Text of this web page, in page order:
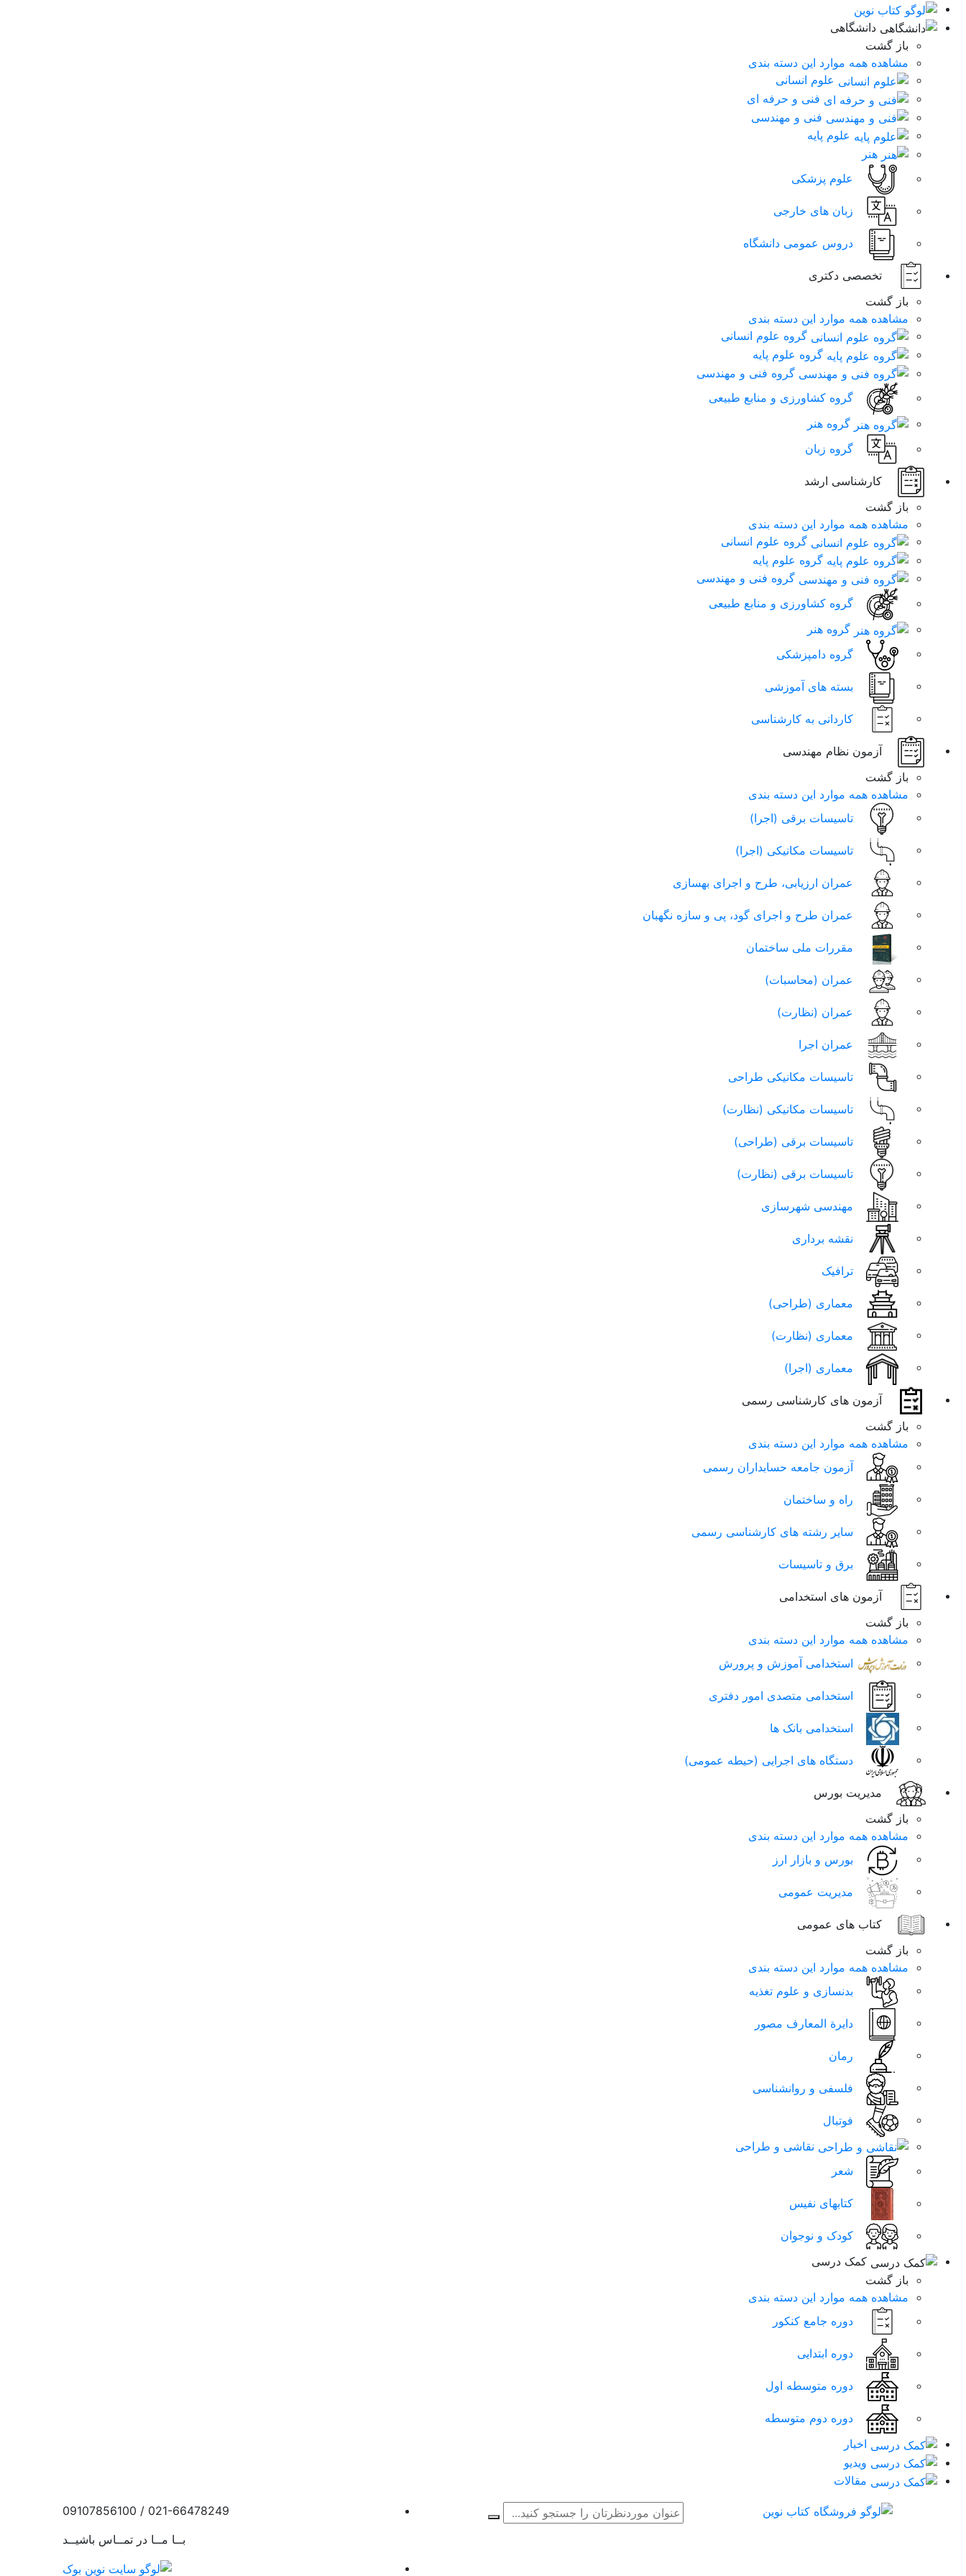
دانشگاهی
باز گشت
مشاهده همه موارد این دسته بندی
علوم انسانی
فنی و حرفه ای
فنی و مهندسی
علوم پایه
هنر
علوم پزشکی
زبان های خارجی
دروس عمومی دانشگاه
تخصصی دکتری
باز گشت
مشاهده همه موارد این دسته بندی
گروه علوم انسانی
گروه علوم پایه
گروه فنی و مهندسی
گروه کشاورزی و منابع طبیعی
گروه هنر
گروه زبان
کارشناسی ارشد
باز گشت
مشاهده همه موارد این دسته بندی
گروه علوم انسانی
گروه علوم پایه
گروه فنی و مهندسی
گروه کشاورزی و منابع طبیعی
گروه هنر
گروه دامپزشکی
بسته های آموزشی
کاردانی به کارشناسی
آزمون نظام مهندسی
باز گشت
مشاهده همه موارد این دسته بندی
تاسیسات برقی (اجرا)
تاسیسات مکانیکی (اجرا)
عمران ارزیابی، طرح و اجرای بهسازی
عمران طرح و اجرای گود، پی و سازه نگهبان
مقررات ملی ساختمان
عمران (محاسبات)
عمران (نظارت)
عمران اجرا
تاسیسات مکانیکی طراحی
تاسیسات مکانیکی (نظارت)
تاسیسات برقی (طراحی)
تاسیسات برقی (نظارت)
مهندسی شهرسازی
نقشه برداری
ترافیک
معماری (طراحی)
معماری (نظارت)
معماری (اجرا)
آزمون های کارشناسی رسمی
باز گشت
مشاهده همه موارد این دسته بندی
آزمون جامعه حسابداران رسمی
راه و ساختمان
سایر رشته های کارشناسی رسمی
برق و تاسيسات
آزمون های استخدامی
باز گشت
مشاهده همه موارد این دسته بندی
استخدامی آموزش و پرورش
استخدامی متصدی امور دفتری
استخدامی بانک ها
دستگاه های اجرایی (حیطه عمومی)
مدیریت بورس
باز گشت
مشاهده همه موارد این دسته بندی
بورس و بازار ارز
مدیریت عمومی
کتاب های عمومی
باز گشت
مشاهده همه موارد این دسته بندی
بدنسازی و علوم تغذیه
دایرة المعارف مصور
رمان
فلسفی و روانشناسی
فوتبال
نقاشی و طراحی
شعر
کتابهای نفیس
کودک و نوجوان
کمک درسی
باز گشت
مشاهده همه موارد این دسته بندی
دوره جامع کنکور
دوره ابتدایی
دوره متوسطه اول
دوره دوم متوسطه
اخبار
ویدیو
مقالات
021-66478249 / 09107856100
بــا مــا در تمــاس باشیــد